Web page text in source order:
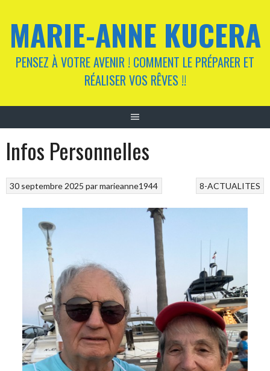
contenu
MARIE-ANNE KUCERA
PENSEZ À VOTRE AVENIR ! COMMENT LE PRÉPARER ET
RÉALISER VOS RÊVES !!
Infos Personnelles
8-ACTUALITES
30 septembre 2025 parmarieanne1944